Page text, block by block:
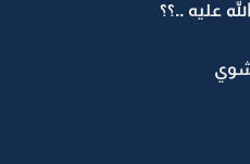
عليه ..؟؟
شوي